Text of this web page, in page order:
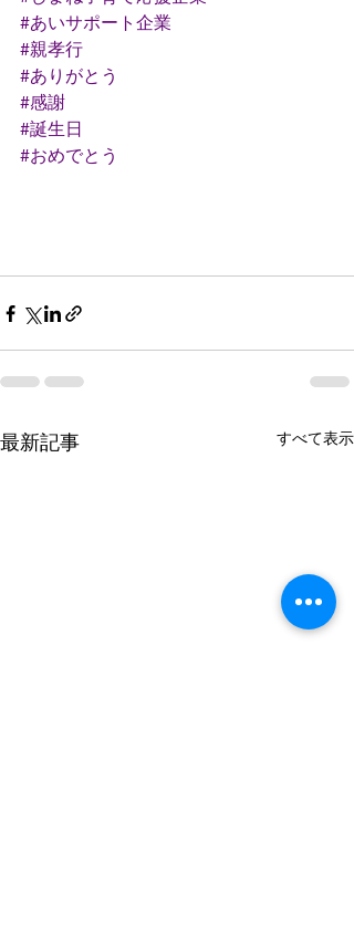
#あいサポート企業
#親孝行
#ありがとう
#感謝
#誕生日
#おめでとう
最新記事 すべて表示